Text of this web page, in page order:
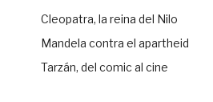
Cleopatra, la reina del Nilo
Mandela contra el apartheid
Tarzán, del comic al cine